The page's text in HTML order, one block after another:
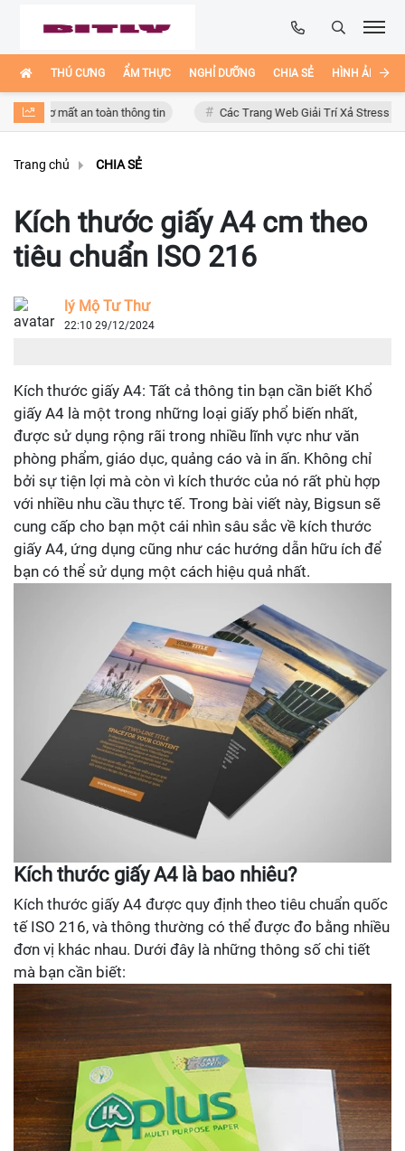
THÚ CƯNG ẨM THỰC NGHỈ DƯỠNG CHIA SẺ HÌNH ẢNH
mất an toàn thông tin Các Trang Web Giải Trí Xả Stress Cực Hay
Trang chủ CHIA SẺ
Kích thước giấy A4 cm theo
tiêu chuẩn ISO 216
lý Mộ Tư Thư
22:10 29/12/2024
Kích thước giấy A4: Tất cả thông tin bạn cần biết Khổ
giấy A4 là một trong những loại giấy phổ biến nhất,
được sử dụng rộng rãi trong nhiều lĩnh vực như văn
phòng phẩm, giáo dục, quảng cáo và in ấn. Không chỉ
bởi sự tiện lợi mà còn vì kích thước của nó rất phù hợp
với nhiều nhu cầu thực tế. Trong bài viết này, Bigsun sẽ
cung cấp cho bạn một cái nhìn sâu sắc về kích thước
giấy A4, ứng dụng cũng như các hướng dẫn hữu ích để
bạn có thể sử dụng một cách hiệu quả nhất.
Kích thước giấy A4 là bao nhiêu?
Kích thước giấy A4 được quy định theo tiêu chuẩn quốc
tế ISO 216, và thông thường có thể được đo bằng nhiều
đơn vị khác nhau. Dưới đây là những thông số chi tiết
mà bạn cần biết: